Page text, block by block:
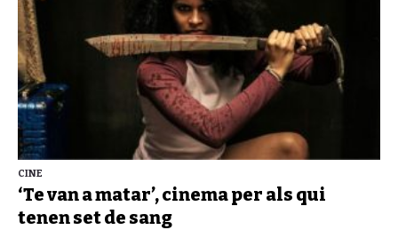
CINE
‘Te van a matar’, cinema per als qui
tenen set de sang